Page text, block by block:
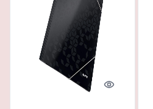
Quick look